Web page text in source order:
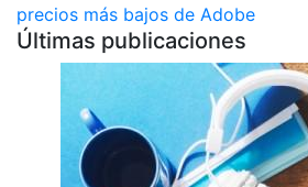
precios más bajos de Adobe
Últimas publicaciones